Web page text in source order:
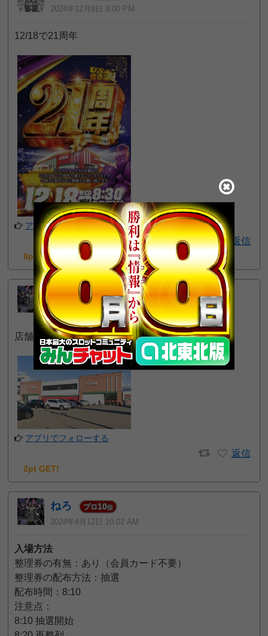
2024年12月8日 8:00 PM
12/18で21周年
アプリでフォローする
返信
8pt GET!
ねろ プロ 10位
2024年4月12日 10:04 AM
店舗画像です
アプリでフォローする
返信
2pt GET!
ねろ プロ10位
2024年4月12日 10:02 AM
入場方法
整理券の有無：あり（会員カード不要）
整理券の配布方法：抽選
配布時間：8:10
注意点：
8:10 抽選開始